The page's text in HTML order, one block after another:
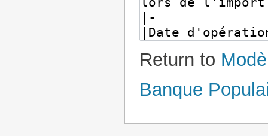
Return to
Banque